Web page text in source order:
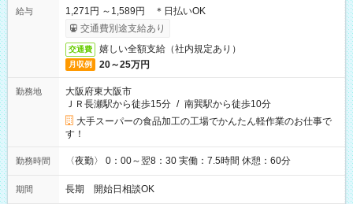
給与
1,271円 ～1,589円 ＊日払いOK
交通費別途支給あり
交通費 嬉しい全額支給（社内規定あり）
月収例 20～25万円
勤務地
大阪府東大阪市
ＪＲ長瀬駅から徒歩15分 / 南巽駅から徒歩10分
大手スーパーの食品加工の工場でかんたん軽作業のお仕事で
す！
勤務時間 〈夜勤〉 0：00～翌8：30 実働：7.5時間 休憩：60分
期間 長期 開始日相談OK